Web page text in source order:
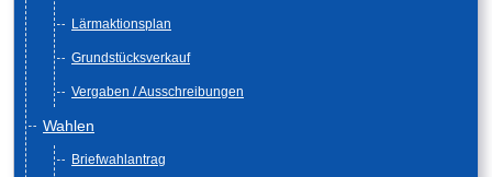
Lärmaktionsplan
Grundstücksverkauf
Vergaben / Ausschreibungen
Wahlen
Briefwahlantrag